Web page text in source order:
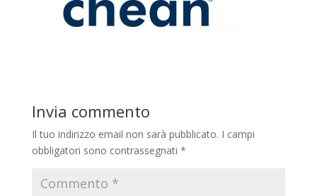
Invia commento
Il tuo indirizzo email non sarà pubblicato. I campi
obbligatori sono contrassegnati *